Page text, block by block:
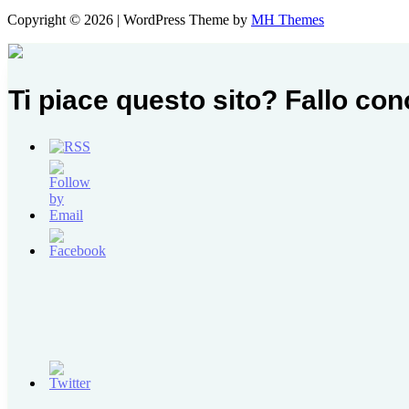
Copyright © 2026 | WordPress Theme by MH Themes
Ti piace questo sito? Fallo